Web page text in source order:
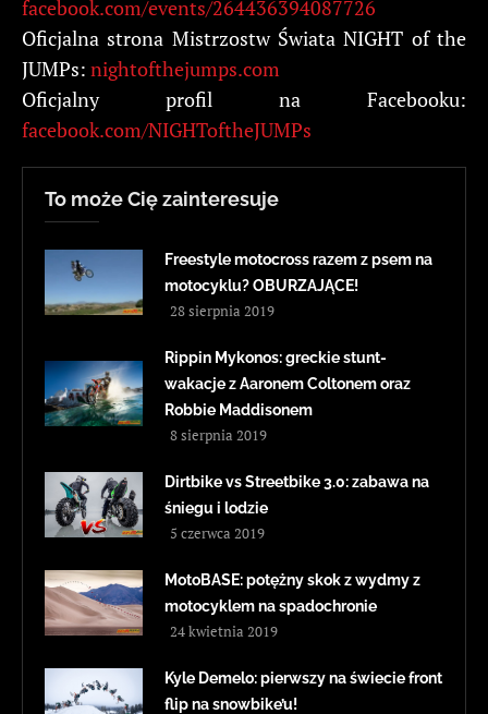
facebook.com/events/264436394087726
Oficjalna strona Mistrzostw Świata NIGHT of the
JUMPs: nightofthejumps.com
Oficjalny profil na Facebooku:
facebook.com/NIGHToftheJUMPs
To może Cię zainteresuje
Freestyle motocross razem z psem na
motocyklu? OBURZAJĄCE!
28 sierpnia 2019
Rippin Mykonos: greckie stunt-
wakacje z Aaronem Coltonem oraz
Robbie Maddisonem
8 sierpnia 2019
Dirtbike vs Streetbike 3.0: zabawa na
śniegu i lodzie
5 czerwca 2019
MotoBASE: potężny skok z wydmy z
motocyklem na spadochronie
24 kwietnia 2019
Kyle Demelo: pierwszy na świecie front
flip na snowbike’u!